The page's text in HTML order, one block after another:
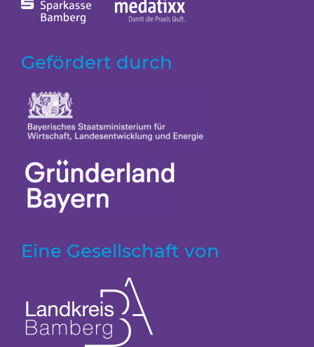
Gefördert durch
Eine Gesellschaft von